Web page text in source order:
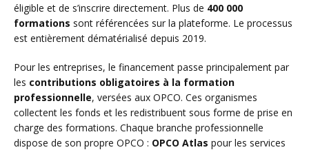
éligible et de s’inscrire directement. Plus de 400 000
formations sont référencées sur la plateforme. Le processus
est entièrement dématérialisé depuis 2019.
Pour les entreprises, le financement passe principalement par
les contributions obligatoires à la formation
professionnelle, versées aux OPCO. Ces organismes
collectent les fonds et les redistribuent sous forme de prise en
charge des formations. Chaque branche professionnelle
dispose de son propre OPCO : OPCO Atlas pour les services